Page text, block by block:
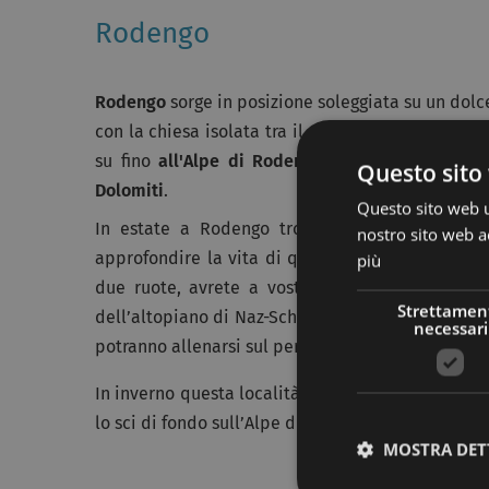
Rodengo
Rodengo sorge in posizione soleggiata su un
con la chiesa isolata tra il paese e il castello, e
su finoall'Alpe di Rodengo
, a più di 1800
Dolomiti.
In estate a Rodengo troverete diverse
approfondire la vita di questi insetti utili
due ruote, avrete a vostra disposizione
dell’altopiano di Naz-Schiaves, il giro
potranno allenarsi sul percorso Pardell, sul
In inverno questa località, che si trova nei pressi
lo sci di fondo sull’Alpe di Rodengo, lunga 15
Questo
Questo sito web
nostro sito web
più
necessari
MOSTRA